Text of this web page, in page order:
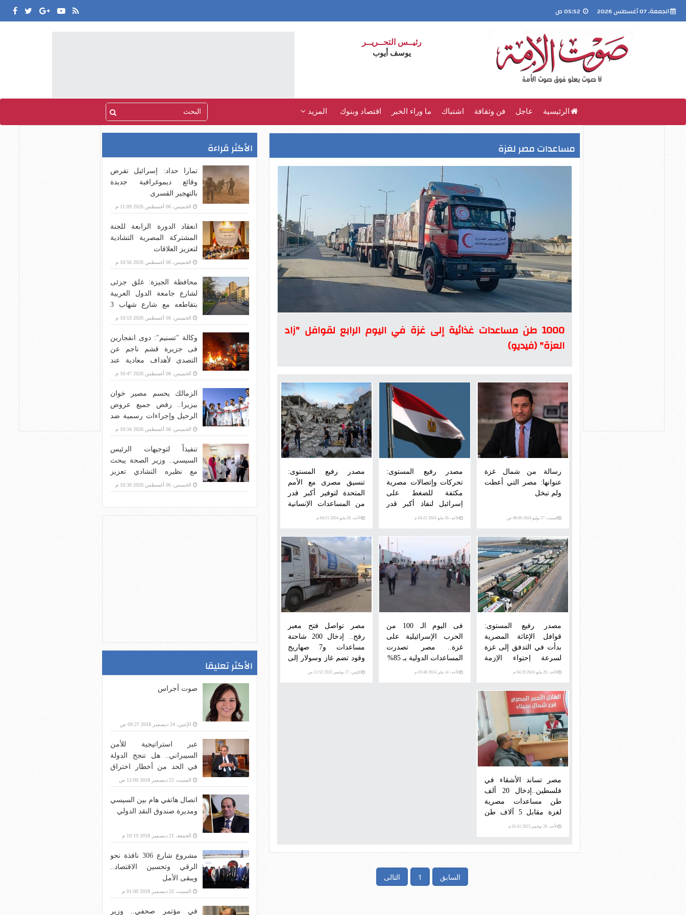
الجمعة، 07 أغسطس 2026
رئيــس التحــريــر
يوسف أيوب
الرئيسية عاجل فن وثقافة اشتباك ما وراء الخبر اقتصاد وبنوك المزيد
مساعدات مصر لغزة
1000 طن مساعدات غذائية إلى غزة في اليوم الرابع لقوافل "زاد
العزة" (فيديو)
رسالة من شمال غزة
عنوانها: مصر التي أعطت
ولم تبخل
السبت، 27 يوليو 2024 06:00 ص
مصدر رفيع المستوى:
تحركات وإتصالات مصرية
مكثفة للضغط على
إسرائبل لنفاذ أكبر قدر
من المساعدات إلى غزة
الأحد، 26 مايو 2024 04:22 م
مصدر رفيع المستوى:
تنسيق مصرى مع الأمم
المتحدة لتوفير أكبر قدر
من المساعدات الإنسانية
لمواطنى غزة
الأحد، 26 مايو 2024 04:21 م
مصدر رفيع المستوى:
قوافل الإغاثة المصرية
بدأت في التدفق إلى غزة
لسرعة إحتواء الإزمة
الإنسانية
الأحد، 26 مايو 2024 04:20 م
فى اليوم الـ 100 من
الحرب الإسرائيلية على
غزة.. مصر تصدرت
المساعدات الدولية بـ 85%
الأحد، 14 يناير 2024 03:48 م
مصر تواصل فتح معبر
رفح.. إدخال 200 شاحنة
مساعدات و7 صهاريج
وقود تضم غاز وسولار إلى
قطاع غزة
الإثنين، 27 نوفمبر 2023 11:52 ص
مصر تساند الأشقاء في
فلسطين..إدخال 20 ألف
طن مساعدات مصرية
لغزة مقابل 5 آلاف طن
الأحد، 26 نوفمبر 2023 02:41 م
السابق 1 التالى
الأكثر قراءة
تمارا حداد: إسرائيل تفرض
وقائع ديموغرافية جديدة
بالتهجير القسرى
الخميس، 06 أغسطس 2026 11:09 م
انعقاد الدورة الرابعة للجنة
المشتركة المصرية التشادية
لتعزيز العلاقات
الخميس، 06 أغسطس 2026 10:56 م
محافظة الجيزة: غلق جزئى
لشارع جامعة الدول العربية
بتقاطعه مع شارع شهاب 3
أيام لتوصيل غاز
الخميس، 06 أغسطس 2026 10:53 م
وكالة "تسنيم": دوى انفجارين
فى جزيرة قشم ناجم عن
التصدى لأهداف معادية عند
مضيق هرمز
الخميس، 06 أغسطس 2026 10:47 م
الزمالك يحسم مصير خوان
بيزيرا.. رفض جميع عروض
الرحيل وإجراءات رسمية ضد
اللاعب
الخميس، 06 أغسطس 2026 10:34 م
تنفيذاً لتوجيهات الرئيس
السيسي.. وزير الصحة يبحث
مع نظيره التشادي تعزيز
التعاون الصحي ودعم
المنظومة الصحية في تشاد
الخميس، 06 أغسطس 2026 10:30 م
الأكثر تعليقا
صوت أجراس
الإثنين، 24 ديسمبر 2018 09:27 ص
عبر استراتيجية للأمن
السيبراني.. هل تنجح الدولة
في الحد من أخطار اختراق
بنية الاتصالات؟
السبت، 22 ديسمبر 2018 12:00 ص
اتصال هاتفي هام بين السيسي
ومديرة صندوق النقد الدولي
الجمعة، 21 ديسمبر 2018 10:19 م
مشروع شارع 306 نافذة نحو
الرقي وتحسين الاقتصاد..
ويبقى الأمل
السبت، 22 ديسمبر 2018 01:00 م
في مؤتمر صحفي.. وزير